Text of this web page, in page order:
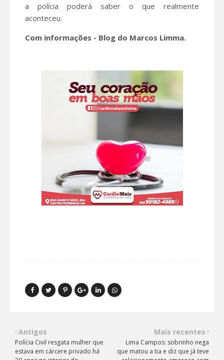
a polícia poderá saber o que realmente
aconteceu.
Com informações - Blog do Marcos Limma.
Mais recentes
Lima Campos: sobrinho nega
que matou a tia e diz que já teve
Antigos
Polícia Civil resgata mulher que
estava em cárcere privado há